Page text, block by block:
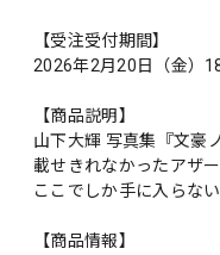
【受注受付期間】
2026年2月20日（金）
【商品説明】
山下大輝 写真集『文豪
載せきれなかったアザ
ここでしか手に入らな
【商品情報】